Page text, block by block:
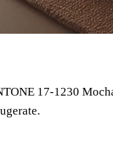
17-1230